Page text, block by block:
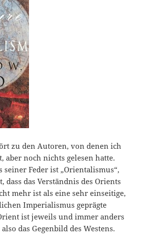
zu den Autoren, von denen ich
aber noch nichts gelesen hatte.
seiner Feder ist „Orientalismus“,
das Verständnis des Orients
mehr ist als eine sehr einseitige,
Imperialismus geprägte
ist jeweils und immer anders
das Gegenbild des Westens.